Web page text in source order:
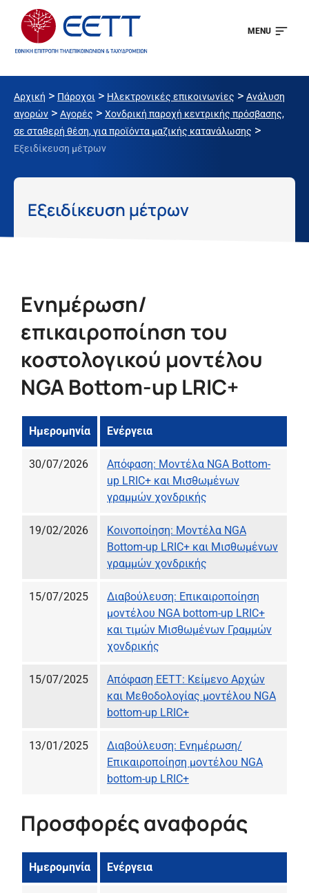
MENU
Αρχική > Πάροχοι > Ηλεκτρονικές επικοινωνίες > Ανάλυση
αγορών > Αγορές > Χονδρική παροχή κεντρικής πρόσβασης,
σε σταθερή θέση, για προϊόντα μαζικής κατανάλωσης >
Εξειδίκευση μέτρων
Εξειδίκευση μέτρων
Ενημέρωση/
επικαιροποίηση του
κοστολογικού μοντέλου
NGA Bottom-up LRIC+
Ημερομηνία Ενέργεια
30/07/2026
Απόφαση: Μοντέλα NGA Bottom-
up LRIC+ και Μισθωμένων
γραμμών χονδρικής
19/02/2026
Κοινοποίηση: Μοντέλα NGA
Bottom-up LRIC+ και Μισθωμένων
γραμμών χονδρικής
15/07/2025
Διαβούλευση: Επικαιροποίηση
μοντέλου NGA bottom-up LRIC+
και τιμών Μισθωμένων Γραμμών
χονδρικής
15/07/2025
Απόφαση ΕΕΤΤ: Κείμενο Αρχών
και Μεθοδολογίας μοντέλου NGA
bottom-up LRIC+
13/01/2025
Διαβούλευση: Ενημέρωση/
Επικαιροποίηση μοντέλου NGA
bottom-up LRIC+
Προσφορές αναφοράς
Ημερομηνία Ενέργεια